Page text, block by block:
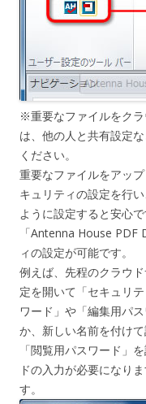
※重要なファイルをク
は、他の人と共有設定
ください。
重要なファイルをアッ
キュリティの設定を行
ように設定すると安心で
「Antenna House PDF
ィの設定が可能です。
例えば、先程のクラウ
定を開いて「セキュリ
ワード」や「編集用パ
か、新しい名前を付けて
「閲覧用パスワード」
ドの入力が必要になり
す。